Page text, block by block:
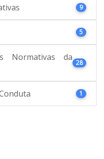
9
5
Normativas da
28
1